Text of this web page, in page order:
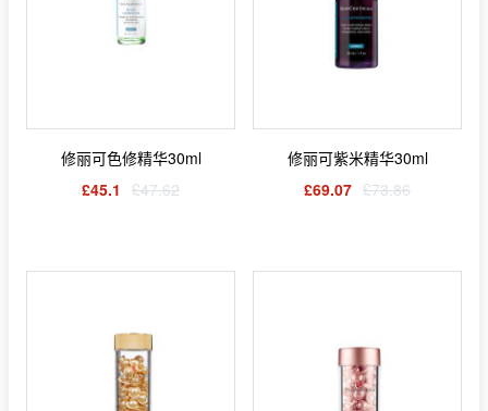
修丽可色修精华30ml
£45.1 £47.62
修丽可紫米精华30ml
£69.07 £73.86